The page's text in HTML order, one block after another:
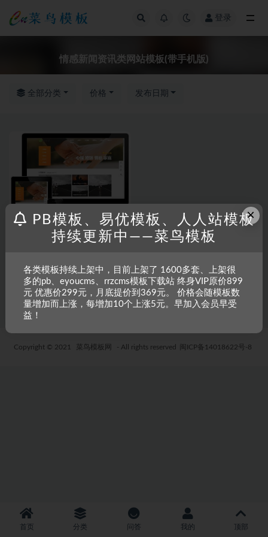
登录
情感新闻资讯类网站模板(带手机版)
全部分类 价格 发布日期
RRZCMS模板
机版)
6 年前 43 19.9
Copyright © 2021 菜鸟模板网 - All rights reserved 闽ICP备14018622号-8
首页 分类 问答 我的 顶部
×
PB模板、易优模板、人人站模板
持续更新中——菜鸟模板
各类模板持续上架中，目前上架了 1600多套、上架很
多的pb、eyoucms、rrzcms模板下载站 终身VIP原价899
元 优惠价299元，月底提价到369元。 价格会随模板数
量增加而上涨，每增加10个上涨5元。早加入会员早受
益！